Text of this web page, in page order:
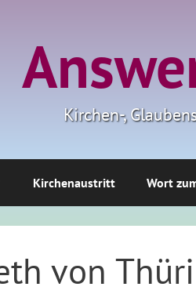
Kirchen-,
Kirchenaustritt Wort
von